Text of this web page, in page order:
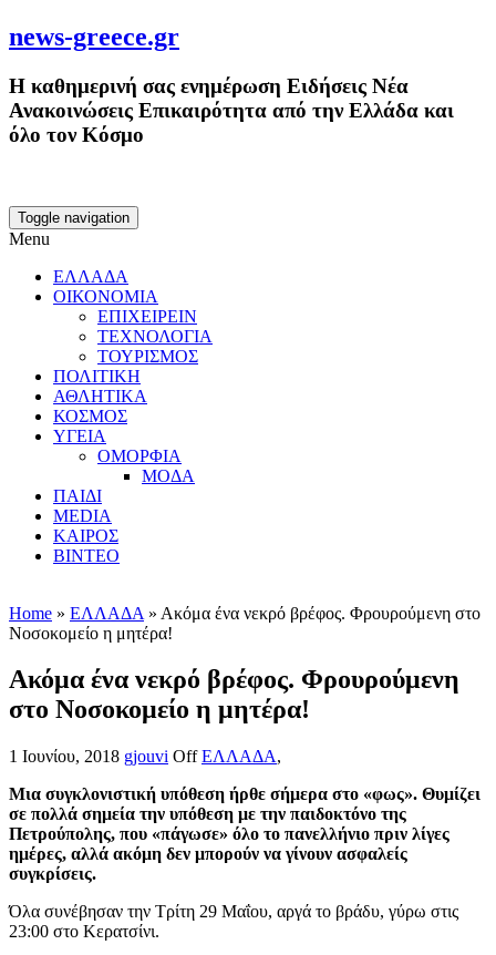
news-greece.gr
Η καθημερινή σας ενημέρωση Ειδήσεις Νέα
Ανακοινώσεις Επικαιρότητα από την Ελλάδα και
όλο τον Κόσμο
Toggle navigation
Menu
ΕΛΛΑΔΑ
ΟΙΚΟΝΟΜΙΑ
ΕΠΙΧΕΙΡΕΙΝ
ΤΕΧΝΟΛΟΓΙΑ
ΤΟΥΡΙΣΜΟΣ
ΠΟΛΙΤΙΚΗ
ΑΘΛΗΤΙΚΑ
ΚΟΣΜΟΣ
ΥΓΕΙΑ
ΟΜΟΡΦΙΑ
ΜΟΔΑ
ΠΑΙΔΙ
MEDIA
ΚΑΙΡΟΣ
ΒΙΝΤΕΟ
Home » ΕΛΛΑΔΑ » Ακόμα ένα νεκρό βρέφος. Φρουρούμενη στο
Νοσοκομείο η μητέρα!
Ακόμα ένα νεκρό βρέφος. Φρουρούμενη
στο Νοσοκομείο η μητέρα!
1 Ιουνίου, 2018 gjouvi Off ΕΛΛΑΔΑ,
Μια συγκλονιστική υπόθεση ήρθε σήμερα στο «φως». Θυμίζει
σε πολλά σημεία την υπόθεση με την παιδοκτόνο της
Πετρούπολης, που «πάγωσε» όλο το πανελλήνιο πριν λίγες
ημέρες, αλλά ακόμη δεν μπορούν να γίνουν ασφαλείς
συγκρίσεις.
Όλα συνέβησαν την Τρίτη 29 Μαΐου, αργά το βράδυ, γύρω στις
23:00 στο Κερατσίνι.